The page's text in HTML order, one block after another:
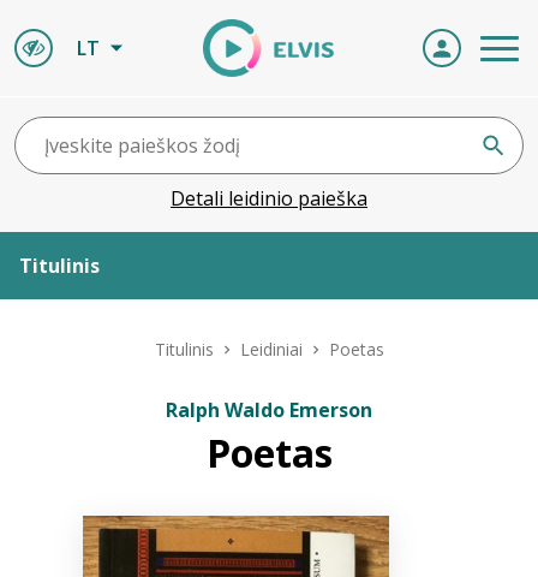
LT
Detali leidinio paieška
Titulinis
Naujienos
Titulinis Leidiniai Poetas
Ralph Waldo Emerson
Poetas